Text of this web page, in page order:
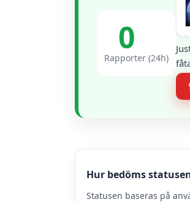
0
Rapporter (24h)
Hur bedöms
Statusen baseras på